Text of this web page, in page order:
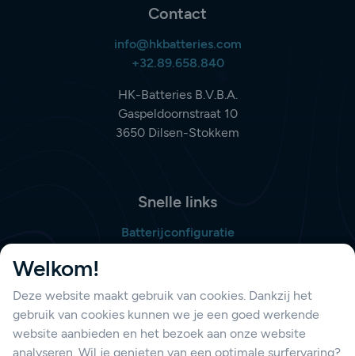
Contact
info@hkbatteries.com
+32.89.658.840
HK-Batteries B.V.B.A.
Gaspeldoornstraat 10
3650 Dilsen-Stokkem
Snelle links
Batterijconfiguratie
Support
Contacteer ons
Welkom!
Deze website maakt gebruik van cookies. Dankzij het
gebruik van cookies kunnen we je een goed werkende
website aanbieden en het bezoek aan onze website
analyseren. Wil je genieten van een optimale surfervaring?